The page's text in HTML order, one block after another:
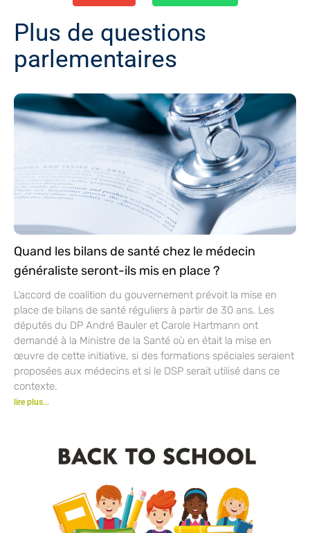
Plus de questions
parlementaires
Quand les bilans de santé chez le médecin
généraliste seront-ils mis en place ?
L’accord de coalition du gouvernement prévoit la mise en
place de bilans de santé réguliers à partir de 30 ans. Les
députés du DP André Bauler et Carole Hartmann ont
demandé à la Ministre de la Santé où en était la mise en
œuvre de cette initiative, si des formations spéciales seraient
proposées aux médecins et si le DSP serait utilisé dans ce
contexte.
lire plus...